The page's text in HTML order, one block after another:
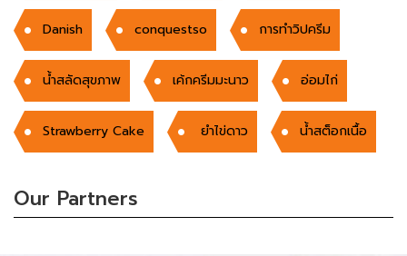
Danish conquestso การทำวิปครีม
น้ำสลัดสุขภาพ เค้กครีมมะนาว อ่อมไก่
Strawberry Cake ยำไข่ดาว น้ำสต็อกเนื้อ
Our Partners